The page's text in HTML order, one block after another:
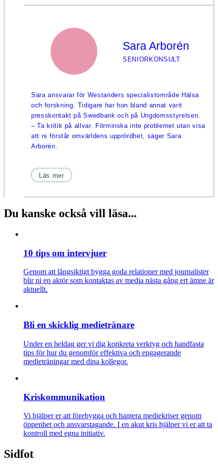
Sara Arborén
SENIORKONSULT
Sara ansvarar för Westanders specialistområde Hälsa
och forskning. Tidigare har hon bland annat varit
presskontakt på Swedbank och på Ungdomsstyrelsen.
– Ta kritik på allvar. Förminska inte problemet utan visa
att ni förstår omvärldens upprördhet, säger Sara
Arborén.
Läs mer
Du kanske också vill läsa...
10 tips om intervjuer
Genom att långsiktigt bygga goda relationer med journalister
blir ni en aktör som kontaktas av media nästa gång ert ämne är
aktuellt.
Bli en skicklig medietränare
Under en heldag ger vi dig konkreta verktyg och handfasta
tips för hur du genomför effektiva och engagerande
medieträningar med dina kollegor.
Kris­kommunikation
Vi hjälper er att förebygga och hantera mediekriser genom
öppenhet och ansvarstagande. I en akut kris hjälper vi er att ta
kontroll med egna initiativ.
Sidfot